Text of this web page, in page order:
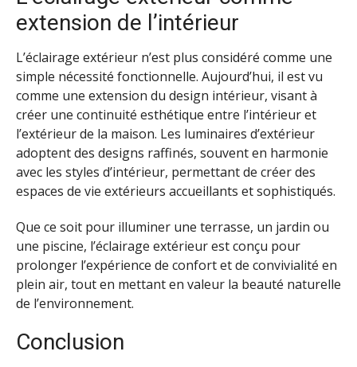
extension de l’intérieur
L’éclairage extérieur n’est plus considéré comme une
simple nécessité fonctionnelle. Aujourd’hui, il est vu
comme une extension du design intérieur, visant à
créer une continuité esthétique entre l’intérieur et
l’extérieur de la maison. Les luminaires d’extérieur
adoptent des designs raffinés, souvent en harmonie
avec les styles d’intérieur, permettant de créer des
espaces de vie extérieurs accueillants et sophistiqués.
Que ce soit pour illuminer une terrasse, un jardin ou
une piscine, l’éclairage extérieur est conçu pour
prolonger l’expérience de confort et de convivialité en
plein air, tout en mettant en valeur la beauté naturelle
de l’environnement.
Conclusion